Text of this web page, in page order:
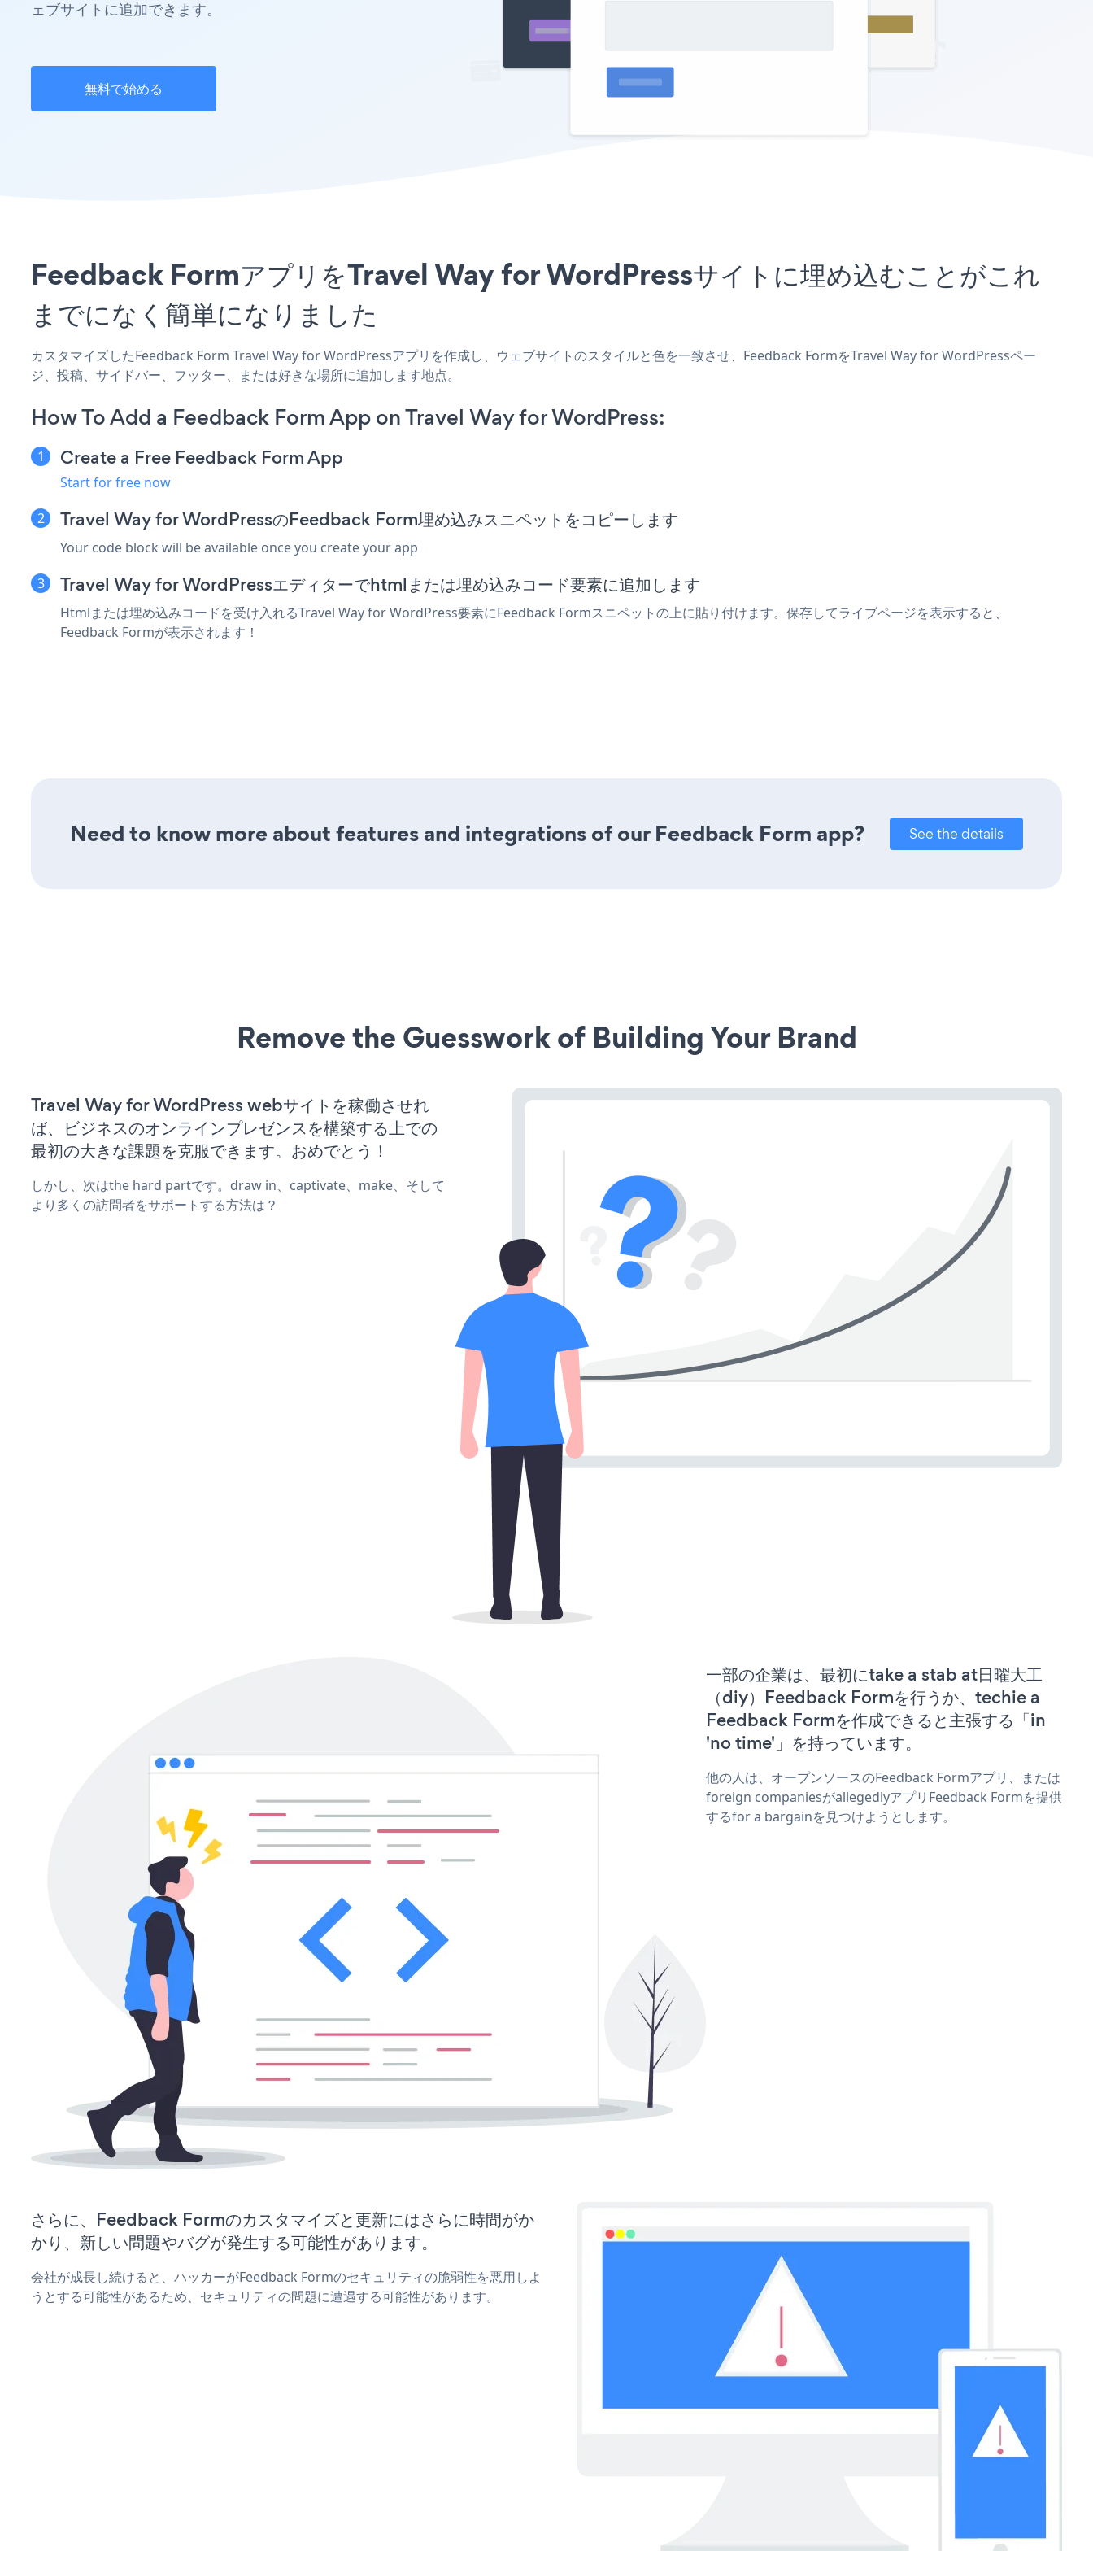
ェブサイトに追加できます。
無料で始める
Feedback FormアプリをTravel Way for WordPressサイトに埋め込むことがこれ
までになく簡単になりました
カスタマイズしたFeedback Form Travel Way for WordPressアプリを作成し、ウェブサイトのスタイルと色を一致させ、Feedback FormをTravel Way for WordPressペー
ジ、投稿、サイドバー、フッター、または好きな場所に追加します地点。
How To Add a Feedback Form App on Travel Way for WordPress:
Create a Free Feedback Form App
Start for free now
Travel Way for WordPressのFeedback Form埋め込みスニペットをコピーします
Your code block will be available once you create your app
Travel Way for WordPressエディターでhtmlまたは埋め込みコード要素に追加します
Htmlまたは埋め込みコードを受け入れるTravel Way for WordPress要素にFeedback Formスニペットの上に貼り付けます。保存してライブページを表示すると、
Feedback Formが表示されます！
Need to know more about features and integrations of our Feedback Form app? See the details
Remove the Guesswork of Building Your Brand
Travel Way for WordPress webサイトを稼働させれ
ば、ビジネスのオンラインプレゼンスを構築する上での
最初の大きな課題を克服できます。おめでとう！
しかし、次はthe hard partです。draw in、captivate、make、そして
より多くの訪問者をサポートする方法は？
一部の企業は、最初にtake a stab at日曜大工
（diy）Feedback Formを行うか、techie a
Feedback Formを作成できると主張する「in
'no time'」を持っています。
他の人は、オープンソースのFeedback Formアプリ、または
foreign companiesがallegedlyアプリFeedback Formを提供
するfor a bargainを見つけようとします。
さらに、Feedback Formのカスタマイズと更新にはさらに時間がか
かり、新しい問題やバグが発生する可能性があります。
会社が成長し続けると、ハッカーがFeedback Formのセキュリティの脆弱性を悪用しよ
うとする可能性があるため、セキュリティの問題に遭遇する可能性があります。